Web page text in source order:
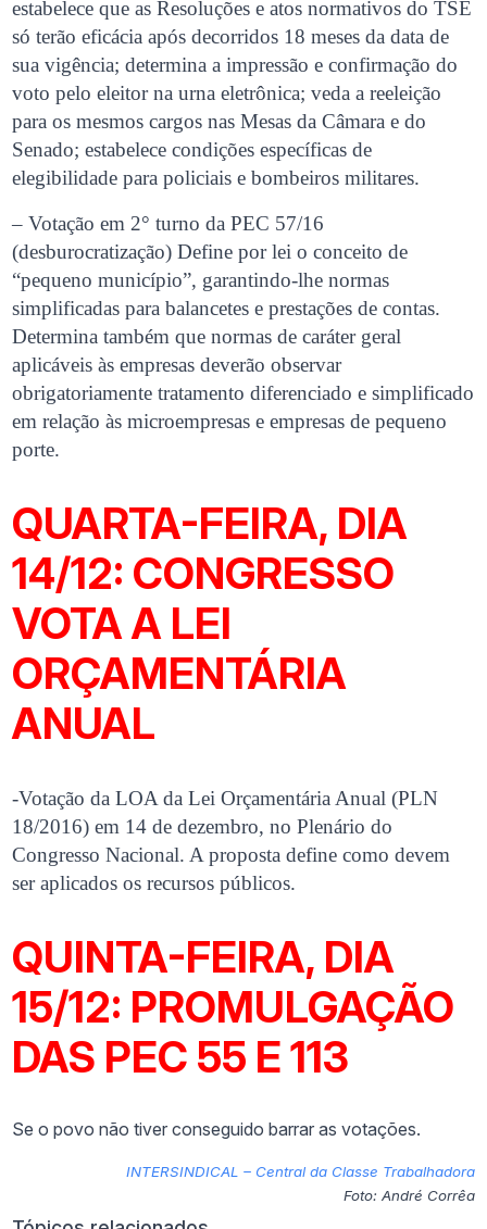
estabelece que as Resoluções e atos normativos do TSE
só terão eficácia após decorridos 18 meses da data de
sua vigência; determina a impressão e confirmação do
voto pelo eleitor na urna eletrônica; veda a reeleição
para os mesmos cargos nas Mesas da Câmara e do
Senado; estabelece condições específicas de
elegibilidade para policiais e bombeiros militares.
– Votação em 2° turno da PEC 57/16
(desburocratização) Define por lei o conceito de
“pequeno município”, garantindo-lhe normas
simplificadas para balancetes e prestações de contas.
Determina também que normas de caráter geral
aplicáveis às empresas deverão observar
obrigatoriamente tratamento diferenciado e simplificado
em relação às microempresas e empresas de pequeno
porte.
QUARTA-FEIRA, DIA
14/12: CONGRESSO
VOTA A LEI
ORÇAMENTÁRIA
ANUAL
-Votação da LOA da Lei Orçamentária Anual (PLN
18/2016) em 14 de dezembro, no Plenário do
Congresso Nacional. A proposta define como devem
ser aplicados os recursos públicos.
QUINTA-FEIRA, DIA
15/12: PROMULGAÇÃO
DAS PEC 55 E 113
Se o povo não tiver conseguido barrar as votações.
INTERSINDICAL – Central da Classe Trabalhadora
Foto: André Corrêa